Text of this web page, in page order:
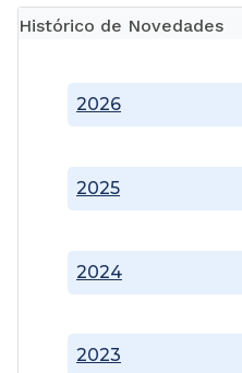
Histórico de Novedades
2023
2024
2025
2026